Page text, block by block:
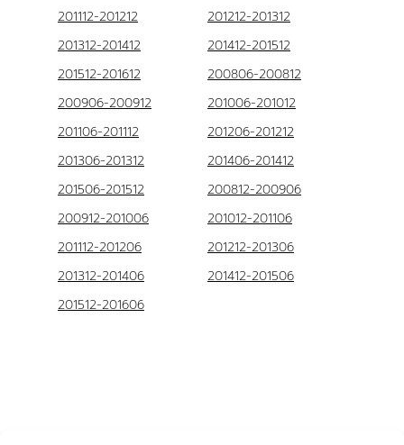
201112-201212
201212-201312
201312-201412
201412-201512
201512-201612
200806-200812
200906-200912
201006-201012
201106-201112
201206-201212
201306-201312
201406-201412
201506-201512
200812-200906
200912-201006
201012-201106
201112-201206
201212-201306
201312-201406
201412-201506
201512-201606